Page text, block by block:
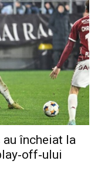
au încheiat la